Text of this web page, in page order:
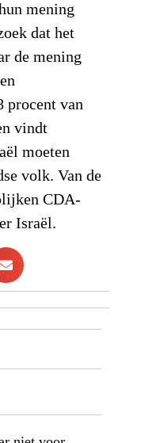
mening
dat het
de mening
procent van
vindt
moeten
volk. Van de
CDA-
Israël.